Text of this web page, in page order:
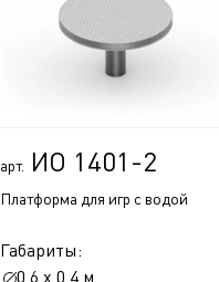
арт. ИО 1401-2
Платформа для игр с водой
Габариты:
0,6 x 0,4 м